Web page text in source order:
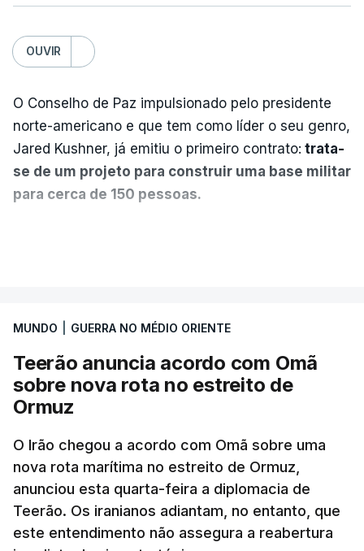
OUVIR
O Conselho de Paz impulsionado pelo presidente
norte-americano e que tem como líder o seu genro,
Jared Kushner, já emitiu o primeiro contrato: trata-
se de um projeto para construir uma base militar
para cerca de 150 pessoas.
que já colaborou com a Administração norte-
americana em projetos no Médio Oriente,
nomeadamente no Iraque.
militar deverá ficar nos 60 por cento de
território de Gaza que Israel controla e a cerca
de 1,5 quilómetros da fronteira com Israel.
Permite, desta forma, uma extração rápida em
caso de ataque.
MUNDO GUERRA NO MÉDIO ORIENTE
Teerão anuncia acordo com Omã
sobre nova rota no estreito de
Ormuz
O Irão chegou a acordo com Omã sobre uma
nova rota marítima no estreito de Ormuz,
anunciou esta quarta-feira a diplomacia de
Teerão. Os iranianos adiantam, no entanto, que
este entendimento não assegura a reabertura